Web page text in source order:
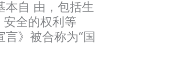
本自 由，包括生
全的权利等
》被合称为“国